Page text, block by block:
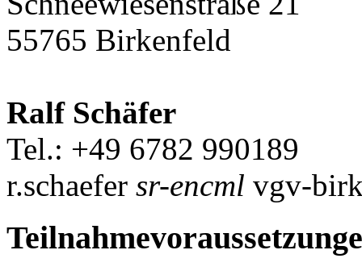
55765 Birkenfeld
Ralf Schäfer
Tel.: +49 6782 990189
r.schaefer sr-encml vgv-